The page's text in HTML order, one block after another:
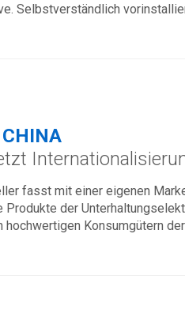
Selbstverständlich
CHINA
fasst mit einer eigenen
der
Konsumgütern